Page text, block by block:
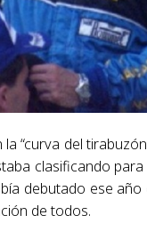
“curva del
clasificando
debutado ese
de todos.